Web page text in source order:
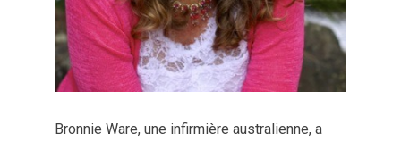
Bronnie Ware, une infirmière australienne, a